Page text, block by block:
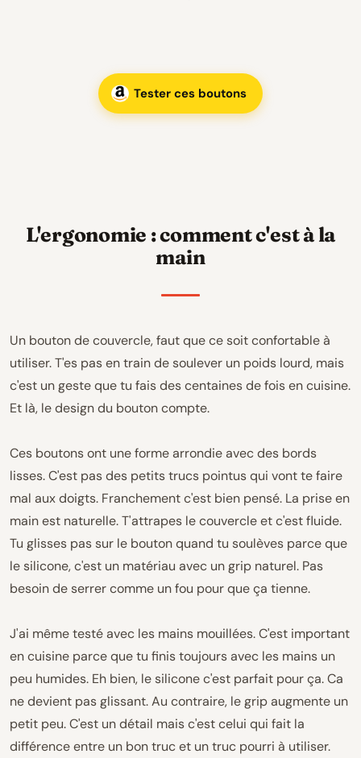
Tester ces boutons
L'ergonomie : comment c'est à la
main
Un bouton de couvercle, faut que ce soit confortable à
utiliser. T'es pas en train de soulever un poids lourd, mais
c'est un geste que tu fais des centaines de fois en cuisine.
Et là, le design du bouton compte.
Ces boutons ont une forme arrondie avec des bords
lisses. C'est pas des petits trucs pointus qui vont te faire
mal aux doigts. Franchement c'est bien pensé. La prise en
main est naturelle. T'attrapes le couvercle et c'est fluide.
Tu glisses pas sur le bouton quand tu soulèves parce que
le silicone, c'est un matériau avec un grip naturel. Pas
besoin de serrer comme un fou pour que ça tienne.
J'ai même testé avec les mains mouillées. C'est important
en cuisine parce que tu finis toujours avec les mains un
peu humides. Eh bien, le silicone c'est parfait pour ça. Ca
ne devient pas glissant. Au contraire, le grip augmente un
petit peu. C'est un détail mais c'est celui qui fait la
différence entre un bon truc et un truc pourri à utiliser.